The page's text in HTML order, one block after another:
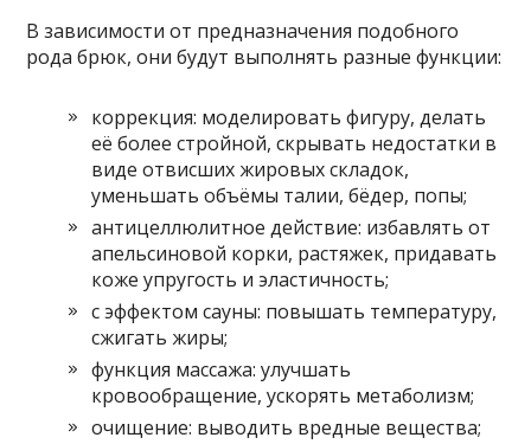
В зависимости от предназначения подобного
рода брюк, они будут выполнять разные функции:
коррекция: моделировать фигуру, делать
её более стройной, скрывать недостатки в
виде отвисших жировых складок,
уменьшать объёмы талии, бёдер, попы;
антицеллюлитное действие: избавлять от
апельсиновой корки, растяжек, придавать
коже упругость и эластичность;
с эффектом сауны: повышать температуру,
сжигать жиры;
функция массажа: улучшать
кровообращение, ускорять метаболизм;
очищение: выводить вредные вещества;